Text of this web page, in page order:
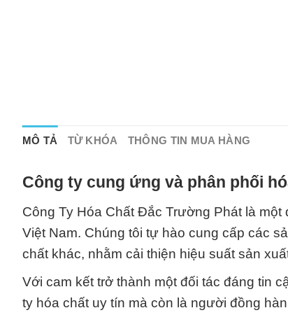
MÔ TẢ TỪ KHÓA THÔNG TIN MUA HÀNG
Công ty cung ứng và phân phối
Công Ty Hóa Chất Đắc Trường Phát là
Việt Nam. Chúng tôi tự hào cung cấp các
chất khác, nhằm cải thiện hiệu suất sản
Với cam kết trở thành một đối tác đáng tin
ty hóa chất uy tín mà còn là người đồng